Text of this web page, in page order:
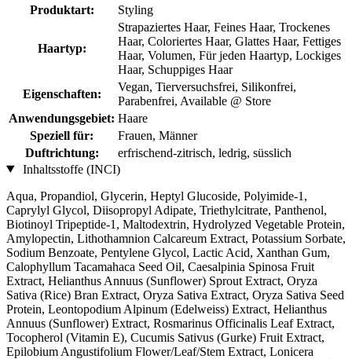
Produktart:
Styling
Haartyp:
Strapaziertes Haar, Feines Haar, Trockenes
Haar, Coloriertes Haar, Glattes Haar, Fettiges
Haar, Volumen, Für jeden Haartyp, Lockiges
Haar, Schuppiges Haar
Eigenschaften:
Vegan, Tierversuchsfrei, Silikonfrei,
Parabenfrei, Available @ Store
Anwendungsgebiet: Haare
Speziell für:
Frauen, Männer
Duftrichtung:
erfrischend-zitrisch, ledrig, süsslich
Inhaltsstoffe (INCI)
Aqua, Propandiol, Glycerin, Heptyl Glucoside, Polyimide-1,
Caprylyl Glycol, Diisopropyl Adipate, Triethylcitrate, Panthenol,
Biotinoyl Tripeptide-1, Maltodextrin, Hydrolyzed Vegetable Protein,
Amylopectin, Lithothamnion Calcareum Extract, Potassium Sorbate,
Sodium Benzoate, Pentylene Glycol, Lactic Acid, Xanthan Gum,
Calophyllum Tacamahaca Seed Oil, Caesalpinia Spinosa Fruit
Extract, Helianthus Annuus (Sunflower) Sprout Extract, Oryza
Sativa (Rice) Bran Extract, Oryza Sativa Extract, Oryza Sativa Seed
Protein, Leontopodium Alpinum (Edelweiss) Extract, Helianthus
Annuus (Sunflower) Extract, Rosmarinus Officinalis Leaf Extract,
Tocopherol (Vitamin E), Cucumis Sativus (Gurke) Fruit Extract,
Epilobium Angustifolium Flower/Leaf/Stem Extract, Lonicera